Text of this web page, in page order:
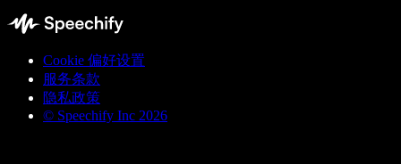
Cookie 偏好设置
服务条款
隐私政策
© Speechify Inc 2026